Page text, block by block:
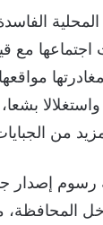
مع
من
رسوم إصدار